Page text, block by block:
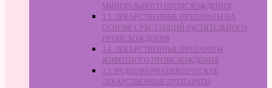
МИНЕРАЛЬНОГО ПРОИСХОЖДЕНИЯ
3.3. ЛЕКАРСТВЕННЫЕ ПРЕПАРАТЫ НА
ОСНОВЕ СУБСТАНЦИЙ РАСТИТЕЛЬНОГО
ПРОИСХОЖДЕНИЯ
3.4. ЛЕКАРСТВЕННЫЕ ПРЕПАРАТЫ
ЖИВОТНОГО ПРОИСХОЖДЕНИЯ
3.5. РАДИОФАРМАЦЕВТИЧЕСКИЕ
ЛЕКАРСТВЕННЫЕ ПРЕПАРАТЫ